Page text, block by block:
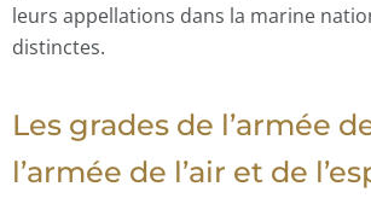
leurs appellations dans la marine
distinctes.
Les grades de l’armée
l’armée de l’air et de